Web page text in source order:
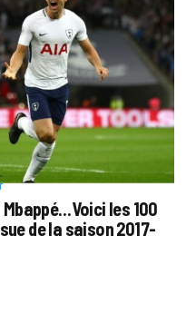
les 100
de la saison 2017-